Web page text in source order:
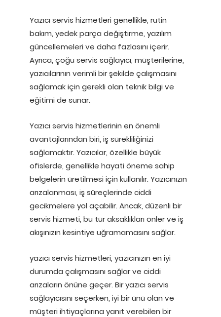
Yazıcı servis hizmetleri genellikle, rutin
bakım, yedek parça değiştirme, yazılım
güncellemeleri ve daha fazlasını içerir.
Ayrıca, çoğu servis sağlayıcı, müşterilerine,
yazıcılarının verimli bir şekilde çalışmasını
sağlamak için gerekli olan teknik bilgi ve
eğitimi de sunar.
Yazıcı servis hizmetlerinin en önemli
avantajlarından biri, iş sürekliliğinizi
sağlamaktır. Yazıcılar, özellikle büyük
ofislerde, genellikle hayati öneme sahip
belgelerin üretilmesi için kullanılır. Yazıcınızın
arızalanması, iş süreçlerinde ciddi
gecikmelere yol açabilir. Ancak, düzenli bir
servis hizmeti, bu tür aksaklıkları önler ve iş
akışınızın kesintiye uğramamasını sağlar.
yazıcı servis hizmetleri, yazıcınızın en iyi
durumda çalışmasını sağlar ve ciddi
arızaların önüne geçer. Bir yazıcı servis
sağlayıcısını seçerken, iyi bir ünü olan ve
müşteri ihtiyaçlarına yanıt verebilen bir